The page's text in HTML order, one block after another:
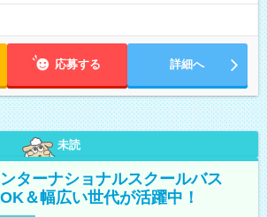
応募する 詳細へ
未読
ターナショナルスクールバス
＆幅広い世代が活躍中！